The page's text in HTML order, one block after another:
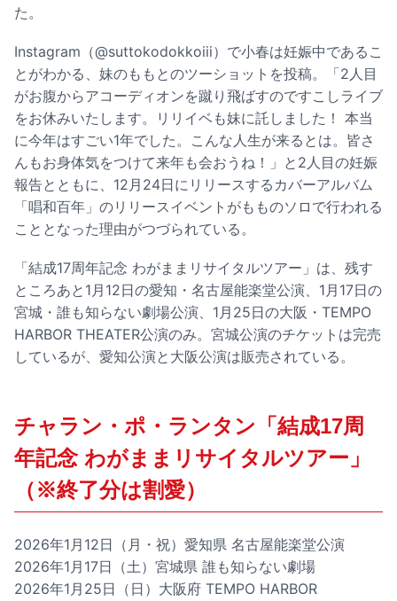
た。
Instagram（@suttokodokkoiii）で小春は妊娠中であるこ
とがわかる、妹のももとのツーショットを投稿。「2人目
がお腹からアコーディオンを蹴り飛ばすのですこしライブ
をお休みいたします。リリイベも妹に託しました！ 本当
に今年はすごい1年でした。こんな人生が来るとは。皆さ
んもお身体気をつけて来年も会おうね！」と2人目の妊娠
報告とともに、12月24日にリリースするカバーアルバム
「唱和百年」のリリースイベントがもものソロで行われる
こととなった理由がつづられている。
「結成17周年記念 わがままリサイタルツアー」は、残す
ところあと1月12日の愛知・名古屋能楽堂公演、1月17日の
宮城・誰も知らない劇場公演、1月25日の大阪・TEMPO
HARBOR THEATER公演のみ。宮城公演のチケットは完売
しているが、愛知公演と大阪公演は販売されている。
チャラン・ポ・ランタン「結成17周
年記念 わがままリサイタルツアー」
（※終了分は割愛）
2026年1月12日（月・祝）愛知県 名古屋能楽堂公演
2026年1月17日（土）宮城県 誰も知らない劇場
2026年1月25日（日）大阪府 TEMPO HARBOR